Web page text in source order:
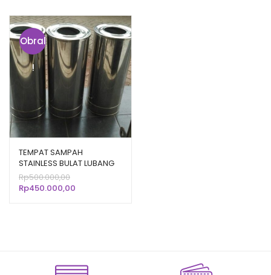
Obral
!
TEMPAT SAMPAH
STAINLESS BULAT LUBANG
ATAS VOLUME 100 LITER
Rp500.000,00
aslinya
Rp450.000,00